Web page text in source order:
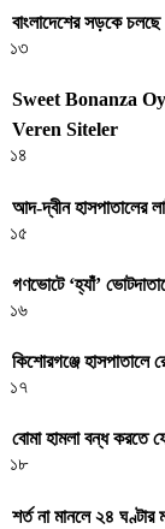
বাংলাদেশের সড়কে চলছে
১৩
Sweet Bonanza
Veren Siteler
১৪
আদ-দ্বীন হাসপাতালের
১৫
গণভোটে ‘হ্যাঁ’
১৬
কিশোরগঞ্জে হাসপাতালে
১৭
বোমা হামলা বন্ধ করতে
১৮
শর্ত না মানলে ২৪ ঘণ্টার